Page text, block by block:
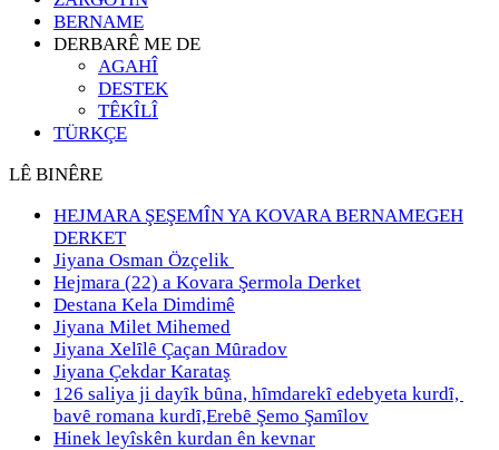
BERNAME
DERBARÊ ME DE
AGAHÎ
DESTEK
TÊKÎLÎ
TÜRKÇE
LÊ BINÊRE
HEJMARA ŞEŞEMÎN YA KOVARA BERNAMEGEH
DERKET
Jiyana Osman Özçelik
Hejmara (22) a Kovara Şermola Derket
Destana Kela Dimdimê
Jiyana Milet Mihemed
Jiyana Xelȋlȇ Çaçan Mȗradov
Jiyana Çekdar Karataş
126 saliya ji dayȋk bȗna, hȋmdarekȋ edebyeta kurdȋ,
bavȇ romana kurdȋ,Erebȇ Şemo Şamȋlov
Hinek leyîskên kurdan ên kevnar